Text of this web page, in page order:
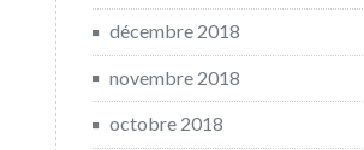
décembre 2018
novembre 2018
octobre 2018